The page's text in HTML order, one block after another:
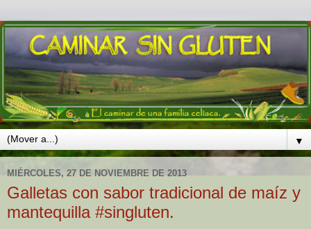
▼
MIÉRCOLES, 27 DE NOVIEMBRE DE 2013
Galletas con sabor tradicional de maíz y
mantequilla #singluten.